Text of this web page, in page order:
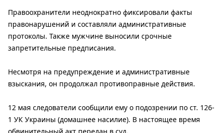
Правоохранители неоднократно фиксировали факты
правонарушений и составляли административные
протоколы. Также мужчине выносили срочные
запретительные предписания.
Несмотря на предупреждение и административные
взыскания, он продолжал противоправные действия.
12 мая следователи сообщили ему о подозрении по ст. 126-
1 УК Украины (домашнее насилие). В настоящее время